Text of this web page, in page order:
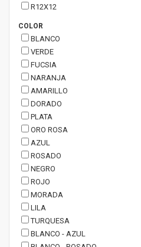
R12X12
COLOR
BLANCO
VERDE
FUCSIA
NARANJA
AMARILLO
DORADO
PLATA
ORO ROSA
AZUL
ROSADO
NEGRO
ROJO
MORADA
LILA
TURQUESA
BLANCO - AZUL